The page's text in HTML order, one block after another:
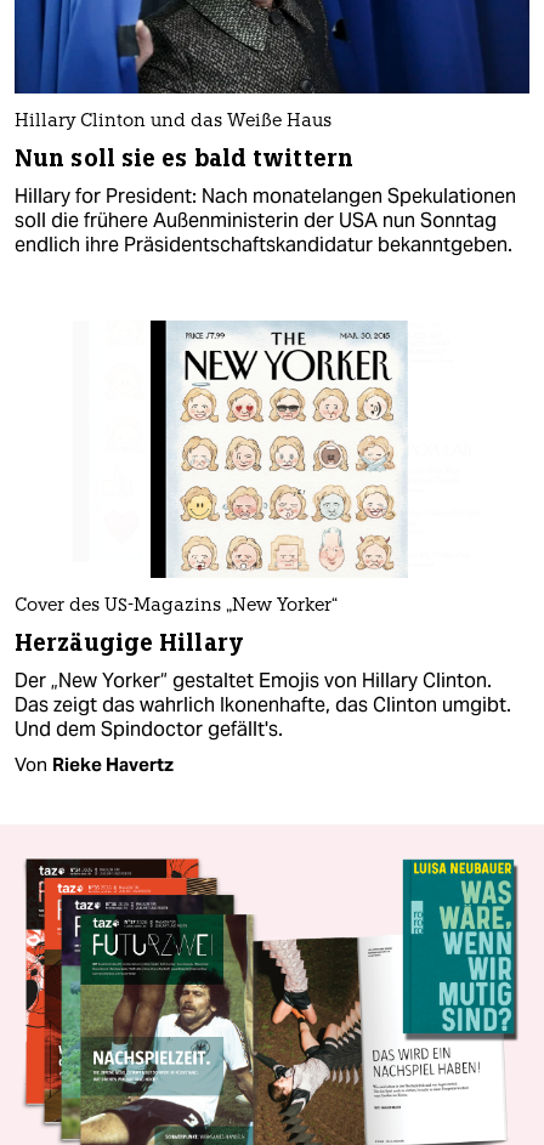
Hillary Clinton und das Weiße Haus
Nun soll sie es bald twittern
Hillary for President: Nach monatelangen Spekulationen
soll die frühere Außenministerin der USA nun Sonntag
endlich ihre Präsidentschaftskandidatur bekanntgeben.
Cover des US-Magazins „New Yorker“
Herzäugige Hillary
Der „New Yorker“ gestaltet Emojis von Hillary Clinton.
Das zeigt das wahrlich Ikonenhafte, das Clinton umgibt.
Und dem Spindoctor gefällt's.
Von Rieke Havertz